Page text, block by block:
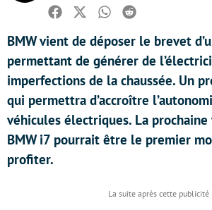
Facebook
TwitterWhatsapp
Reddit
BMW vient de déposer le brevet
permettant de générer de
imperfections de la chaussée. Un
qui permettra d’accroître
véhicules électriques. La
BMW i7 pourrait être le premier
profiter.